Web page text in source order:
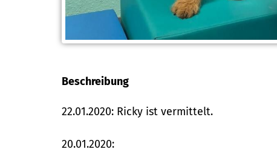
Beschreibung
22.01.2020: Ricky ist vermittelt.
20.01.2020: